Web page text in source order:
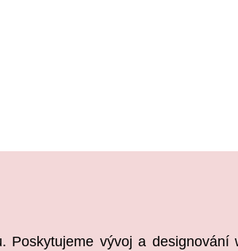
Poskytujeme vývoj a designování